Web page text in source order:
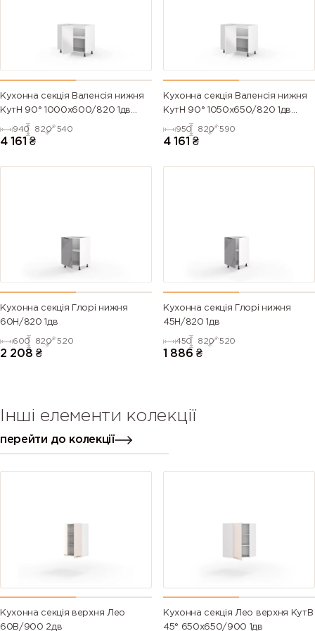
Кухонна секція Валенсія нижня
КутН 90° 1000х600/820 1дв
(Білий/Напівмат Білий 9003)
940 820 540
4 161 ₴
Кухонна секція Валенсія нижня
КутН 90° 1050х650/820 1дв
(Білий/Напівмат Білий 9003)
950 820 590
4 161 ₴
Кухонна секція Глорі нижня
60Н/820 1дв
600 820 520
2 208 ₴
Кухонна секція Глорі нижня
45Н/820 1дв
450 820 520
1 886 ₴
Інші елементи колекції
перейти до колекції
Кухонна секція верхня Лео
60В/900 2дв
Кухонна секція Лео верхня КутВ
45° 650х650/900 1дв